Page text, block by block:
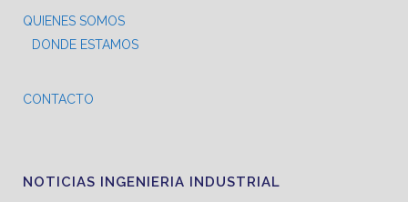
QUIENES SOMOS
DONDE ESTAMOS
CONTACTO
NOTICIAS INGENIERIA INDUSTRIAL